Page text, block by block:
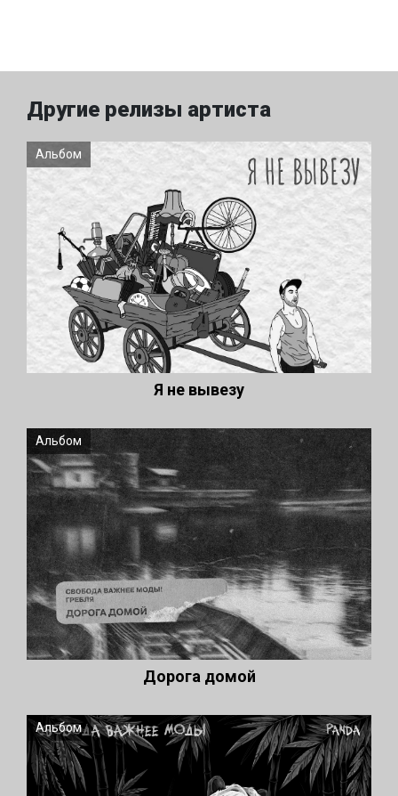
Другие релизы артиста
Альбом
Я не вывезу
Альбом
Дорога домой
Альбом